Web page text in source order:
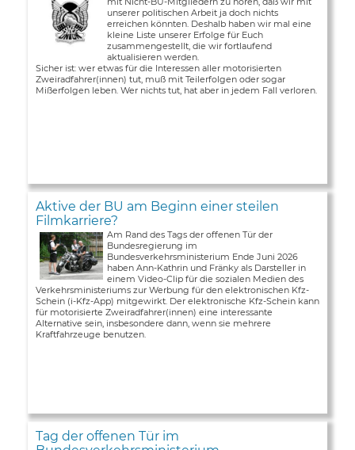
unserer politischen Arbeit ja doch nichts
erreichen könnten. Deshalb haben wir mal eine
kleine Liste unserer Erfolge für Euch
zusammengestellt, die wir fortlaufend
aktualisieren werden.
Sicher ist: wer etwas für die Interessen aller motorisierten
Zweiradfahrer(innen) tut, muß mit Teilerfolgen oder sogar
Mißerfolgen leben. Wer nichts tut, hat aber in jedem Fall verloren.
Aktive der BU am Beginn einer steilen
Filmkarriere?
Am Rand des Tags der offenen Tür der
Bundesregierung im
Bundesverkehrsministerium Ende Juni 2026
haben Ann-Kathrin und Fränky als Darsteller in
einem Video-Clip für die sozialen Medien des
Verkehrsministeriums zur Werbung für den elektronischen Kfz-
Schein (i-Kfz-App) mitgewirkt. Der elektronische Kfz-Schein kann
für motorisierte Zweiradfahrer(innen) eine interessante
Alternative sein, insbesondere dann, wenn sie mehrere
Kraftfahrzeuge benutzen.
Tag der offenen Tür im